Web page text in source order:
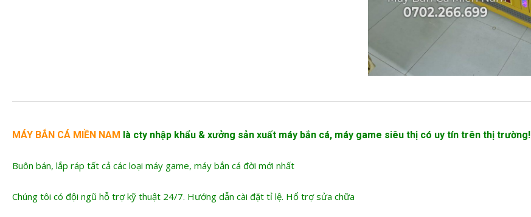
MÁY BẮN CÁ MIỀN NAM là cty nhập khẩu & xưởng sản xuất máy bắn cá, máy game siêu thị có uy tín trên thị trường!
Buôn bán, lắp ráp tất cả các loại máy game, máy bắn cá đời mới nhất
Chúng tôi có đội ngũ hỗ trợ kỹ thuật 24/7. Hướng dẫn cài đặt tỉ lệ. Hổ trợ sửa chữa